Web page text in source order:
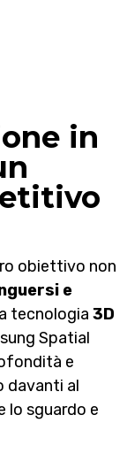
in
obiettivo non
e
tecnologia 3D
Spatial
e
davanti al
lo sguardo e